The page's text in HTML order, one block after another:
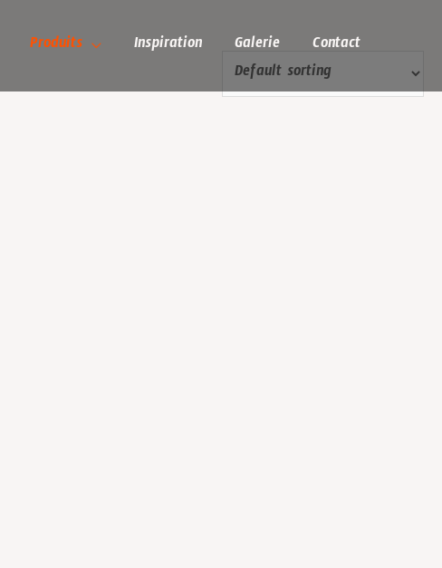
Produits Inspiration Galerie Contact